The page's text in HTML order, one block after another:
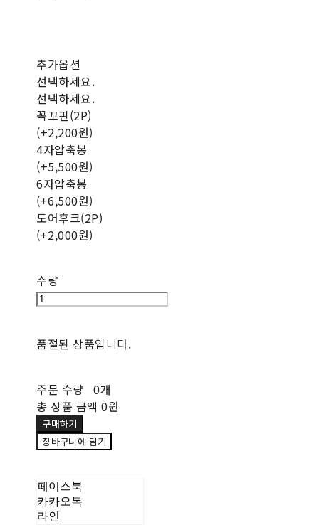
추가옵션
선택하세요.
선택하세요.
꼭꼬핀(2P)
(+2,200원)
4자압축봉
(+5,500원)
6자압축봉
(+6,500원)
도어후크(2P)
(+2,000원)
수량
품절된 상품입니다.
주문 수량 0개
총 상품 금액 0원
구매하기
장바구니에 담기
페이스북
카카오톡
라인